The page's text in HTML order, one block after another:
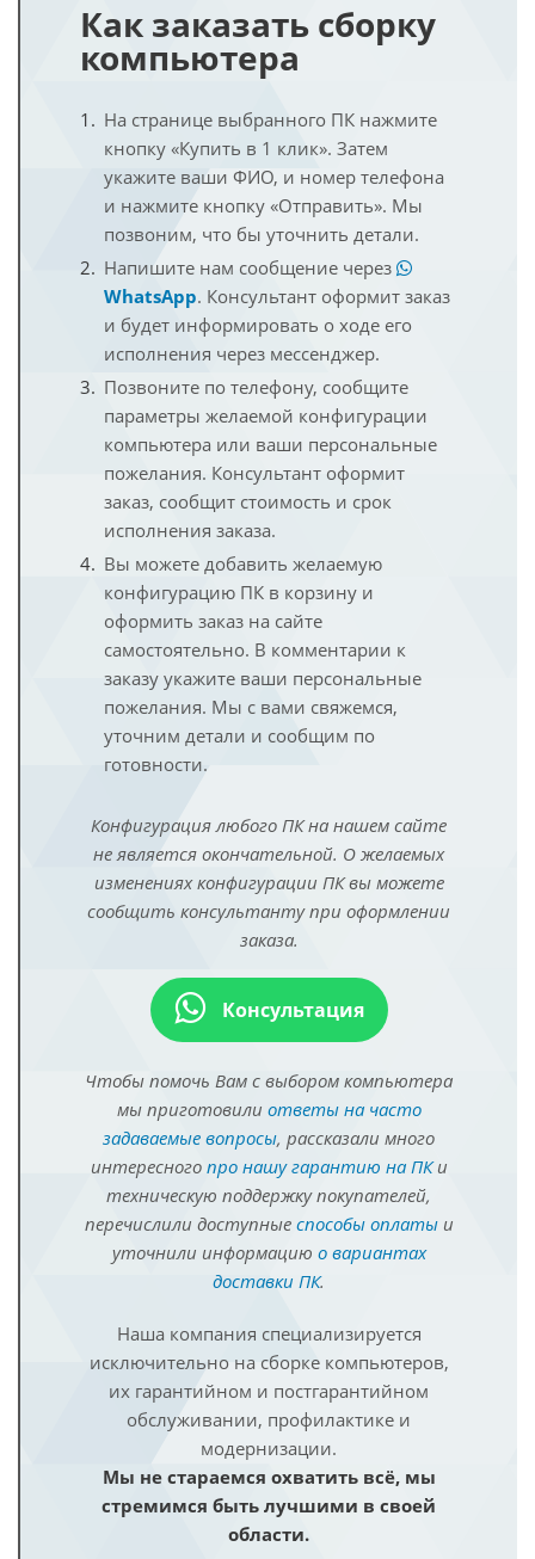
Как заказать сборку
компьютера
На странице выбранного ПК нажмите
кнопку «Купить в 1 клик». Затем
укажите ваши ФИО, и номер телефона
и нажмите кнопку «Отправить». Мы
позвоним, что бы уточнить детали.
Напишите нам сообщение через
WhatsApp. Консультант оформит заказ
и будет информировать о ходе его
исполнения через мессенджер.
Позвоните по телефону, сообщите
параметры желаемой конфигурации
компьютера или ваши персональные
пожелания. Консультант оформит
заказ, сообщит стоимость и срок
исполнения заказа.
Вы можете добавить желаемую
конфигурацию ПК в корзину и
оформить заказ на сайте
самостоятельно. В комментарии к
заказу укажите ваши персональные
пожелания. Мы с вами свяжемся,
уточним детали и сообщим по
готовности.
Конфигурация любого ПК на нашем сайте
не является окончательной. О желаемых
изменениях конфигурации ПК вы можете
сообщить консультанту при оформлении
заказа.
Консультация
Чтобы помочь Вам с выбором компьютера
мы приготовили ответы на часто
задаваемые вопросы, рассказали много
интересного про нашу гарантию на ПКи
техническую поддержку покупателей,
перечислили доступные способы оплатыи
уточнили информацию о вариантах
доставки ПК.
Наша компания специализируется
исключительно на сборке компьютеров,
их гарантийном и постгарантийном
обслуживании, профилактике и
модернизации.
Мы не стараемся охватить всё, мы
стремимся быть лучшими в своей
области.